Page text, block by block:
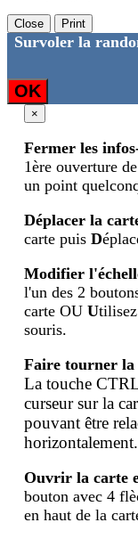
Close Print
Survoler la
OK
×
Fermer les
1ère ouverture
un point
Déplacer la
carte puisD
Modifier
l'un des 2
carte OUU
souris.
Faire tourner la
La touche
curseur sur la
pouvant être
horizontalement.
Ouvrir la carte
bouton avec 4
en haut de la